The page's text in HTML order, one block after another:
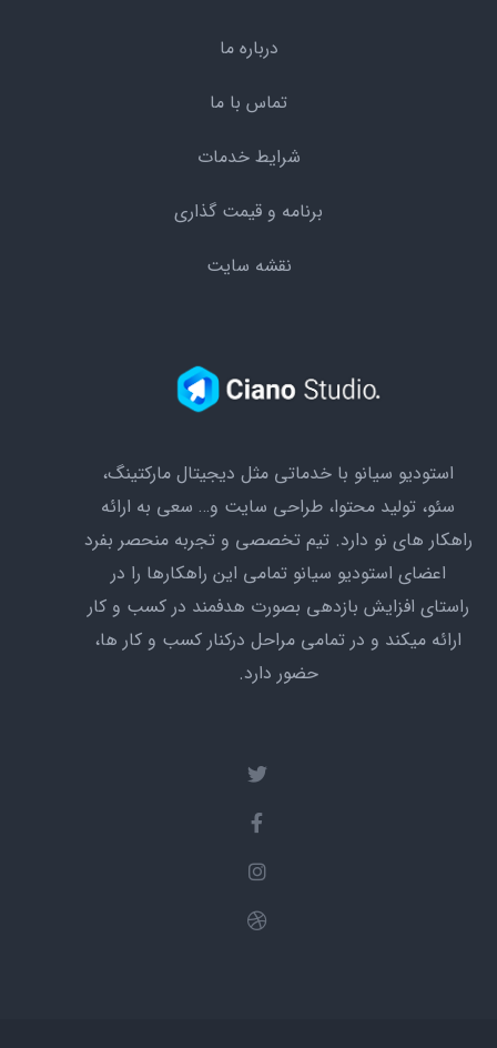
درباره ما
تماس با ما
شرایط خدمات
برنامه و قیمت گذاری
نقشه سایت
استودیو سیانو با خدماتی مثل دیجیتال مارکتینگ،
سئو،‌ تولید محتوا، طراحی سایت و… سعی به ارائه
راهکار های نو دارد. تیم تخصصی و تجربه منحصر بفرد
اعضای استودیو سیانو تمامی این راهکارها را در
راستای افزایش بازدهی بصورت هدفمند در کسب و کار
ارائه میکند و در تمامی مراحل درکنار کسب و کار ها،
حضور دارد.